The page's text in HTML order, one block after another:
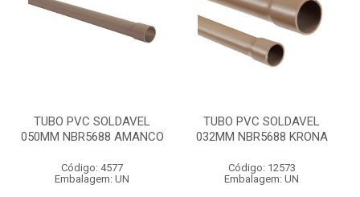
TUBO PVC SOLDAVEL
050MM NBR5688 AMANCO
Código: 4577
Embalagem: UN
TUBO PVC SOLDAVEL
032MM NBR5688 KRONA
Código: 12573
Embalagem: UN